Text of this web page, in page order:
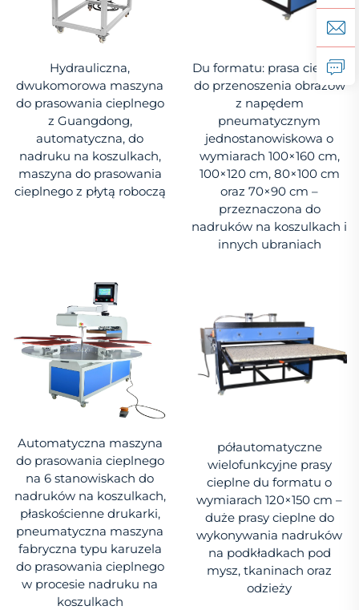
Hydrauliczna,
dwukomorowa maszyna
do prasowania cieplnego
z Guangdong,
automatyczna, do
nadruku na koszulkach,
maszyna do prasowania
cieplnego z płytą roboczą
Du formatu: prasa cieplna
do przenoszenia obrazów
z napędem
pneumatycznym
jednostanowiskowa o
wymiarach 100×160 cm,
100×120 cm, 80×100 cm
oraz 70×90 cm –
przeznaczona do
nadruków na koszulkach i
innych ubraniach
Automatyczna maszyna
do prasowania cieplnego
na 6 stanowiskach do
nadruków na koszulkach,
płaskościenne drukarki,
pneumatyczna maszyna
fabryczna typu karuzela
do prasowania cieplnego
w procesie nadruku na
koszulkach
półautomatyczne
wielofunkcyjne prasy
cieplne du formatu o
wymiarach 120×150 cm –
duże prasy cieplne do
wykonywania nadruków
na podkładkach pod
mysz, tkaninach oraz
odzieży